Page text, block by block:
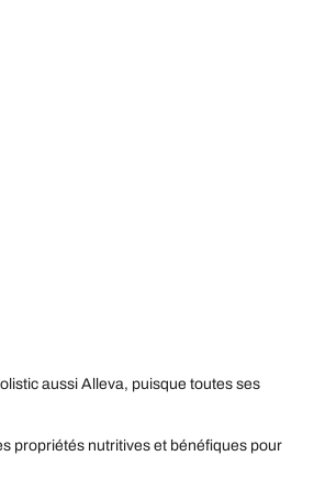
aussi Alleva, puisque toutes ses
propriétés nutritives et bénéfiques pour